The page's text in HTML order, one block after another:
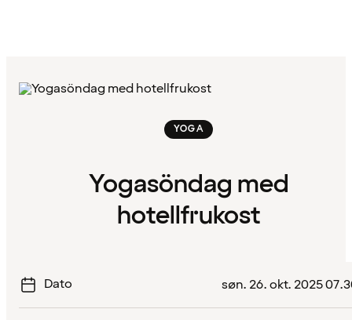
YOGA
Yogasöndag med
hotellfrukost
Dato søn. 26. okt. 2025